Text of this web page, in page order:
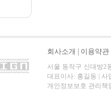
회사소개 이용약관
서울 동작구 신대방2
대표이사: 홍길동 |
개인정보보호 관리책